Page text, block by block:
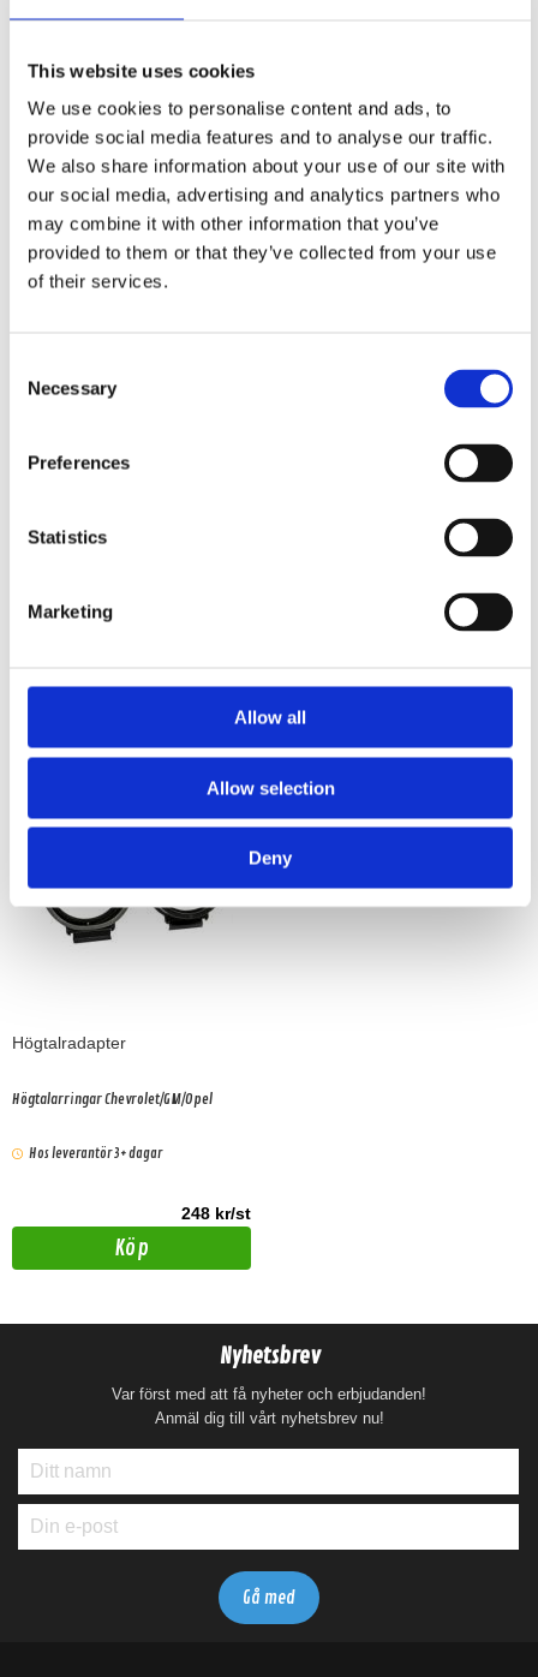
This website uses cookies
We use cookies to personalise content and ads, to
provide social media features and to analyse our traffic.
We also share information about your use of our site with
our social media, advertising and analytics partners who
may combine it with other information that you’ve
provided to them or that they’ve collected from your use
of their services.
Selection
Necessary
Preferences
Statistics
Marketing
Allow all
Allow selection
Deny
1397 kr/paket 995 kr/paket
Välj ... Köp
Monteringsram
Möjliggör installation av en dubbel DIN-
Högtalradapter
Högtalarringar Chevrolet/GM/Opel
Hos leverantör 3+ dagar
248 kr/st
Köp
Nyhetsbrev
Var först med att få nyheter och erbjudanden!
Anmäl dig till vårt nyhetsbrev nu!